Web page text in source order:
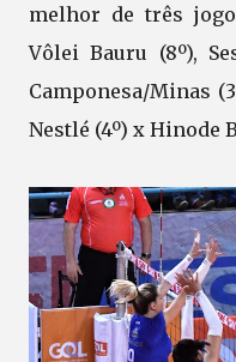
melhor de três
Vôlei Bauru (8º),
Camponesa/Minas
Nestlé (4º) x Hinode